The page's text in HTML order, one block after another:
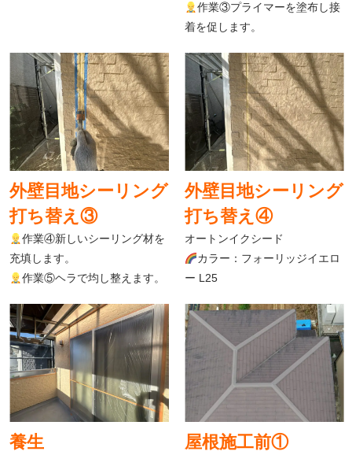
作業③プライマーを塗布し接
着を促します。
外壁目地シーリング
打ち替え③
作業④新しいシーリング材を
充填します。
作業⑤ヘラで均し整えます。
外壁目地シーリング
打ち替え④
オートンイクシード
カラー：フォーリッジイエロ
ー L25
養生 屋根施工前①